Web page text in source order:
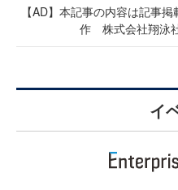
【AD】本記事の内容は記事
作 株式会社翔泳
イ